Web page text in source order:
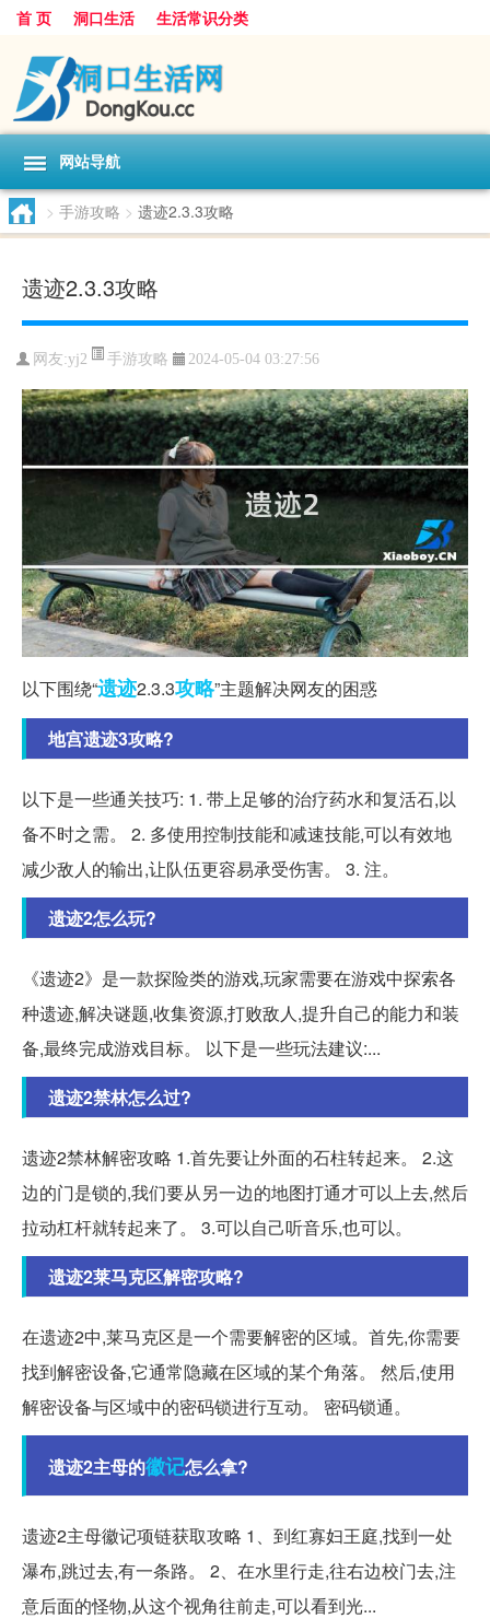
首 页 洞口生活 生活常识分类
网站导航
> 手游攻略 > 遗迹2.3.3攻略
遗迹2.3.3攻略
网友:yj2 手游攻略 2024-05-04 03:27:56
以下围绕“遗迹2.3.3攻略”主题解决网友的困惑
地宫遗迹3攻略?
以下是一些通关技巧: 1. 带上足够的治疗药水和复活石,以
备不时之需。 2. 多使用控制技能和减速技能,可以有效地
减少敌人的输出,让队伍更容易承受伤害。 3. 注。
遗迹2怎么玩?
《遗迹2》是一款探险类的游戏,玩家需要在游戏中探索各
种遗迹,解决谜题,收集资源,打败敌人,提升自己的能力和装
备,最终完成游戏目标。 以下是一些玩法建议:...
遗迹2禁林怎么过?
遗迹2禁林解密攻略 1.首先要让外面的石柱转起来。 2.这
边的门是锁的,我们要从另一边的地图打通才可以上去,然后
拉动杠杆就转起来了。 3.可以自己听音乐,也可以。
遗迹2莱马克区解密攻略?
在遗迹2中,莱马克区是一个需要解密的区域。首先,你需要
找到解密设备,它通常隐藏在区域的某个角落。 然后,使用
解密设备与区域中的密码锁进行互动。 密码锁通。
遗迹2主母的徽记怎么拿?
遗迹2主母徽记项链获取攻略 1、到红寡妇王庭,找到一处
瀑布,跳过去,有一条路。 2、在水里行走,往右边校门去,注
意后面的怪物,从这个视角往前走,可以看到光...